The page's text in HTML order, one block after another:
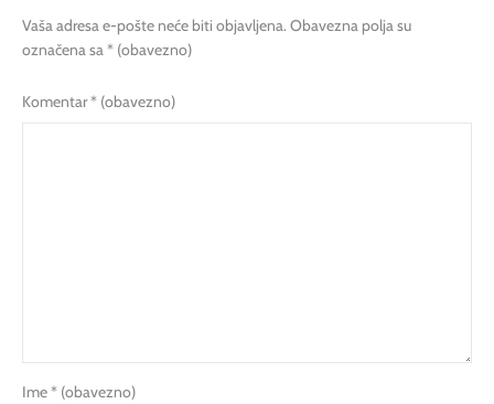
Vaša adresa e-pošte neće biti objavljena. Obavezna polja su
označena sa * (obavezno)
Komentar* (obavezno)
Ime* (obavezno)